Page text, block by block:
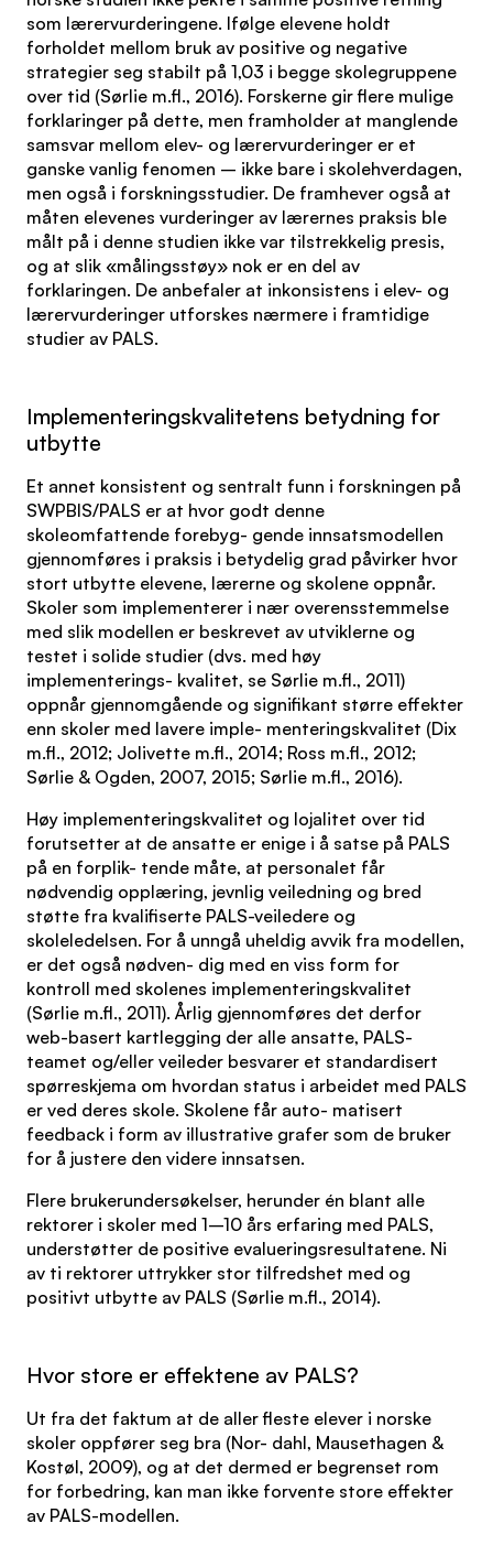
som lærervurderingene. Ifølge elevene holdt
forholdet mellom bruk av positive og negative
strategier seg stabilt på 1,03 i begge skolegruppene
over tid (Sørlie m.fl., 2016). Forskerne gir flere mulige
forklaringer på dette, men framholder at manglende
samsvar mellom elev- og lærervurderinger er et
ganske vanlig fenomen – ikke bare i skolehverdagen,
men også i forskningsstudier. De framhever også at
måten elevenes vurderinger av lærernes praksis ble
målt på i denne studien ikke var tilstrekkelig presis,
og at slik «målingsstøy» nok er en del av
forklaringen. De anbefaler at inkonsistens i elev- og
lærervurderinger utforskes nærmere i framtidige
studier av PALS.
Implementeringskvalitetens betydning for
utbytte
Et annet konsistent og sentralt funn i forskningen på
SWPBIS/PALS er at hvor godt denne
skoleomfattende forebyg- gende innsatsmodellen
gjennomføres i praksis i betydelig grad påvirker hvor
stort utbytte elevene, lærerne og skolene oppnår.
Skoler som implementerer i nær overensstemmelse
med slik modellen er beskrevet av utviklerne og
testet i solide studier (dvs. med høy
implementerings- kvalitet, se Sørlie m.fl., 2011)
oppnår gjennomgående og signifikant større effekter
enn skoler med lavere imple- menteringskvalitet (Dix
m.fl., 2012; Jolivette m.fl., 2014; Ross m.fl., 2012;
Sørlie & Ogden, 2007, 2015; Sørlie m.fl., 2016).
Høy implementeringskvalitet og lojalitet over tid
forutsetter at de ansatte er enige i å satse på PALS
på en forplik- tende måte, at personalet får
nødvendig opplæring, jevnlig veiledning og bred
støtte fra kvalifiserte PALS-veiledere og
skoleledelsen. For å unngå uheldig avvik fra modellen,
er det også nødven- dig med en viss form for
kontroll med skolenes implementeringskvalitet
(Sørlie m.fl., 2011). Årlig gjennomføres det derfor
web-basert kartlegging der alle ansatte, PALS-
teamet og/eller veileder besvarer et standardisert
spørreskjema om hvordan status i arbeidet med PALS
er ved deres skole. Skolene får auto- matisert
feedback i form av illustrative grafer som de bruker
for å justere den videre innsatsen.
Flere brukerundersøkelser, herunder én blant alle
rektorer i skoler med 1–10 års erfaring med PALS,
understøtter de positive evalueringsresultatene. Ni
av ti rektorer uttrykker stor tilfredshet med og
positivt utbytte av PALS (Sørlie m.fl., 2014).
Hvor store er effektene av PALS?
Ut fra det faktum at de aller fleste elever i norske
skoler oppfører seg bra (Nor- dahl, Mausethagen &
Kostøl, 2009), og at det dermed er begrenset rom
for forbedring, kan man ikke forvente store effekter
av PALS-modellen.